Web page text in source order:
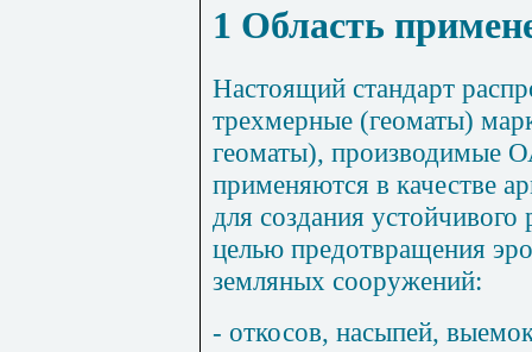
1 Область
Настоящий стандарт
трехмерные (геоматы)
геоматы),
применяются в качестве
для создания устойчивого
целью предотвращения
земляных сооружений:
- откосов, насыпей,